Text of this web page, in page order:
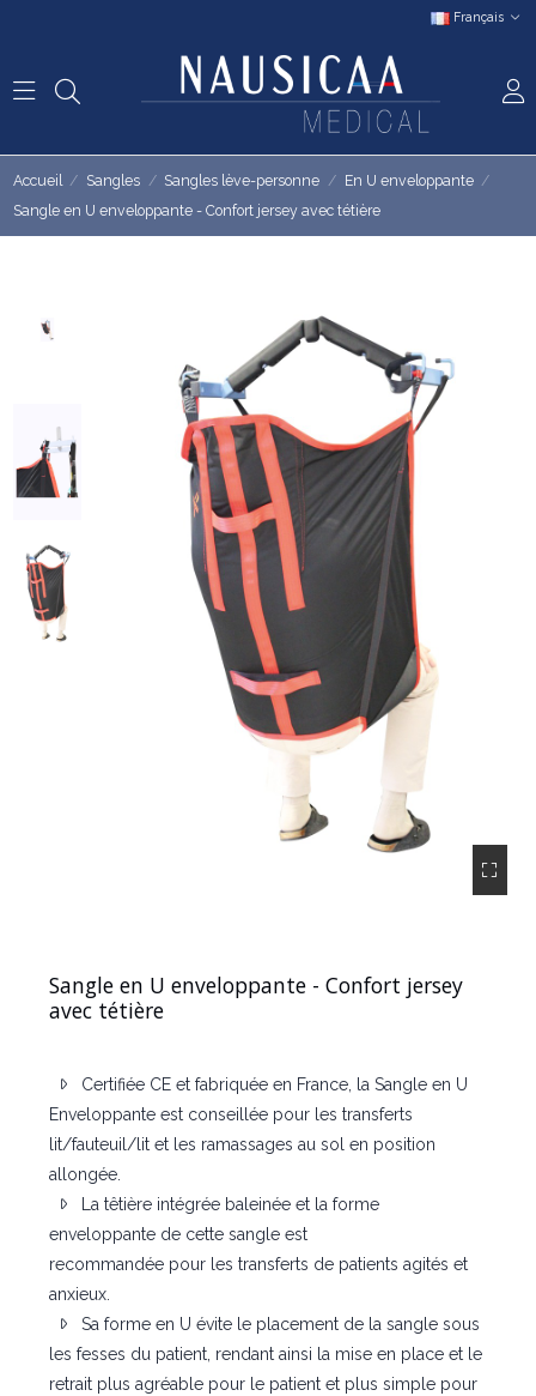
Français
Accueil Sangles Sangles lève-personne
En U enveloppante
Sangle en U enveloppante - Confort jersey avec tétière
Sangle en U enveloppante - Confort jersey
avec tétière
Certifiée CE et fabriquée en France, la Sangle en U
Enveloppante est conseillée pour les transferts
lit/fauteuil/lit et les ramassages au sol en position
allongée.
La têtière intégrée baleinée et la forme
enveloppante de cette sangle est
recommandée pour les transferts de patients agités et
anxieux.
Sa forme en U évite le placement de la sangle sous
les fesses du patient, rendant ainsi la mise en place et le
retrait plus agréable pour le patient et plus simple pour